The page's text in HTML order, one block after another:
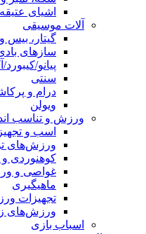
اشیای عتیقه
آلات موسیقی
گیتار، بیس و
سازهای
پیانو/
سنتی
درام و
ویولن
ورزش و تناسب
اسب و
ورزش‌های
کوهنوردی و
غواصی و
ماهیگیری
تجهیزات
ورزش‌های
اسباب‌ بازی